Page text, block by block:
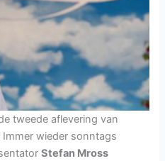
tweede aflevering van
wieder sonntags
Stefan Mross